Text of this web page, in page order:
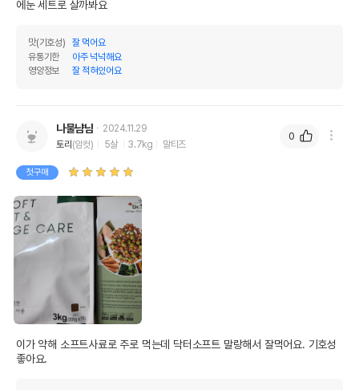
에눈 세트로 살까봐요
맛(기호성)
잘 먹어요
유통기한
아주 넉넉해요
영양정보
잘 적혀있어요
나물냠냠
2024.11.29
토리(암컷) 5살 3.7kg 말티즈
첫구매
이가 약해 소프트사료로 주로 먹는데 닥터소프트 말랑해서 잘먹어요. 기호성
좋아요.
0